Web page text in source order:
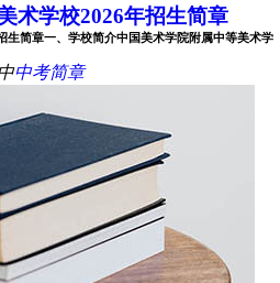
术学校2026年招生简章
生简章一、学校简介中国美术学院附属中等美术学
中考简章